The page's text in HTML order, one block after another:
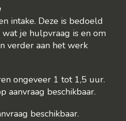
intake. Deze is bedoeld
je hulpvraag is en om
verder aan het werk
ongeveer 1 tot 1,5 uur.
aanvraag beschikbaar.
beschikbaar.